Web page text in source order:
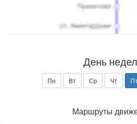
День
Пн Вт Ср Чт
Маршруты